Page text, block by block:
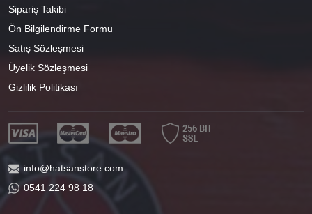
Sipariş Takibi
Ön Bilgilendirme Formu
Satış Sözleşmesi
Üyelik Sözleşmesi
Gizlilik Politikası
info@hatsanstore.com
0541 224 98 18